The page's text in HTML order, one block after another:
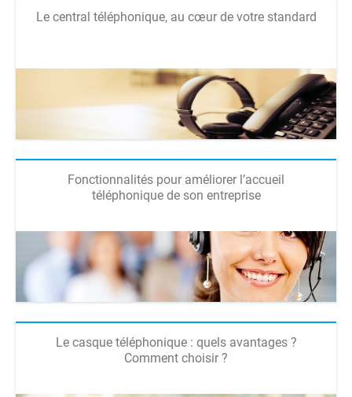
Le central téléphonique, au cœur de votre standard
Fonctionnalités pour améliorer l’accueil
téléphonique de son entreprise
Le casque téléphonique : quels avantages ?
Comment choisir ?